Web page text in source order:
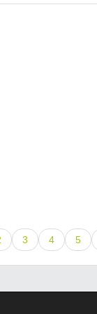
3 4 5